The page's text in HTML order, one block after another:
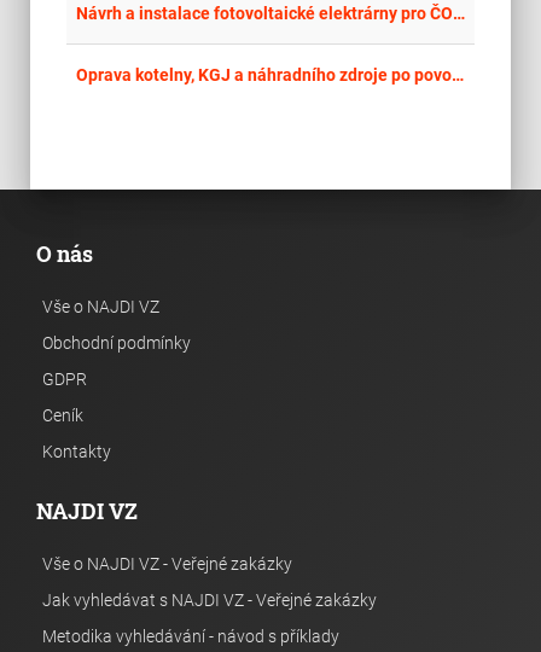
Návrh a instalace fotovoltaické elektrárny pro ČOV Lojovice
Oprava kotelny, KGJ a náhradního zdroje po povodni 2024
O nás
Vše o NAJDI VZ
Obchodní podmínky
GDPR
Ceník
Kontakty
NAJDI VZ
Vše o NAJDI VZ - Veřejné zakázky
Jak vyhledávat s NAJDI VZ - Veřejné zakázky
Metodika vyhledávání - návod s příklady